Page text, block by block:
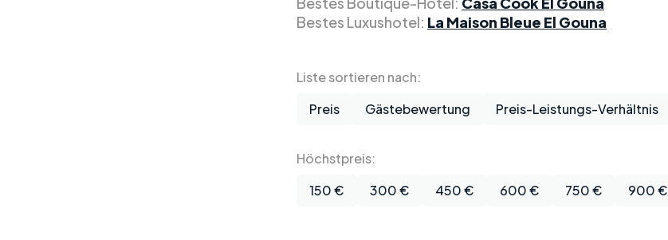
Bestes Luxushotel: La Maison Bleue El Gouna
Liste sortieren nach:
Preis
Gästebewertung Preis-Leistungs-Verhältnis
Höchstpreis:
150 €
300 € 450 € 600 € 750 € 900 €